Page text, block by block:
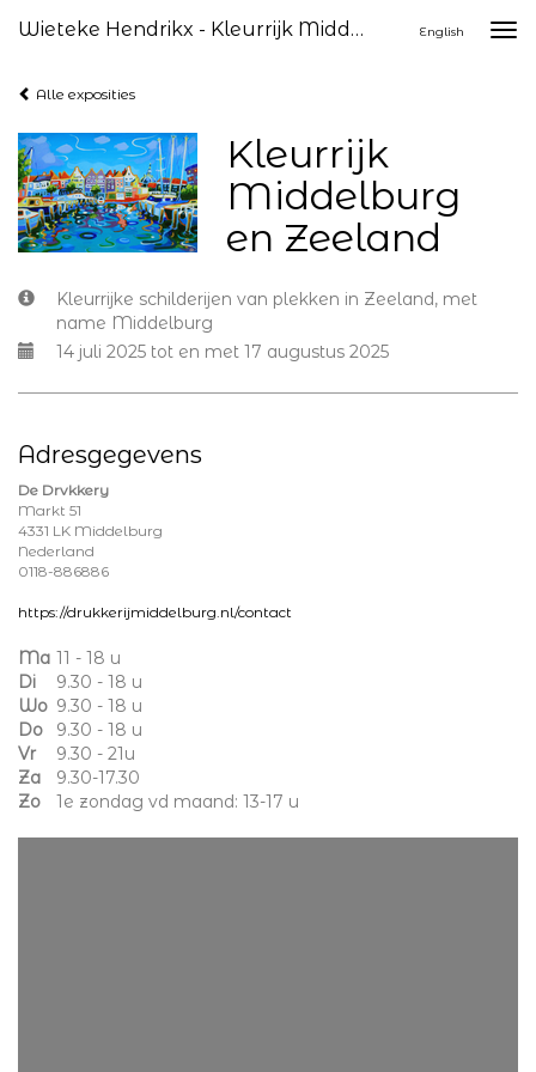
Wieteke Hendrikx - Kleurrijk Middelburg En Zeeland English
Alle exposities
Kleurrijk
Middelburg
en Zeeland
Kleurrijke schilderijen van plekken in Zeeland, met
name Middelburg
14 juli 2025 tot en met 17 augustus 2025
Adresgegevens
De Drvkkery
Markt 51
4331 LK Middelburg
Nederland
0118-886886
https://drukkerijmiddelburg.nl/contact
Ma 11 - 18 u
Di
9.30 - 18 u
Wo 9.30 - 18 u
Do
9.30 - 18 u
Vr
9.30 - 21u
Za
9.30-17.30
Zo
1e zondag vd maand: 13-17 u